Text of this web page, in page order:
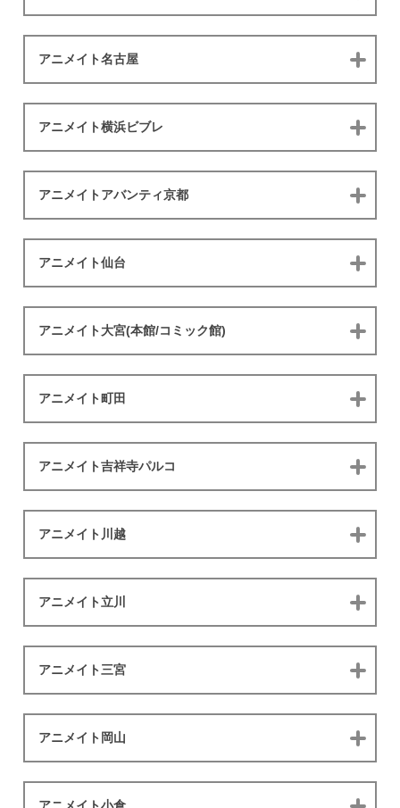
アニメイト名古屋
アニメイト横浜ビブレ
アニメイトアバンティ京都
アニメイト仙台
アニメイト大宮(本館/コミック館)
アニメイト町田
アニメイト吉祥寺パルコ
アニメイト川越
アニメイト立川
アニメイト三宮
アニメイト岡山